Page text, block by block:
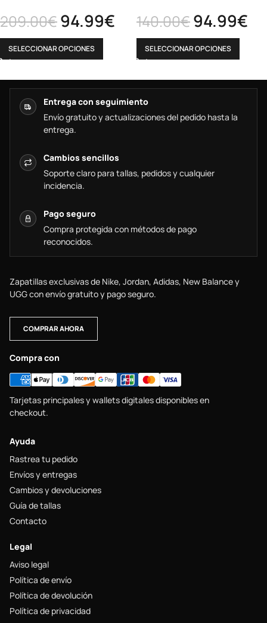
209.00€94.99€
SELECCIONAR OPCIONES
140.00€94.99€
SELECCIONAR OPCIONES
Entrega con seguimiento
Envío gratuito y actualizaciones del pedido hasta la
entrega.
Cambios sencillos
Soporte claro para tallas, pedidos y cualquier
incidencia.
Pago seguro
Compra protegida con métodos de pago
reconocidos.
Zapatillas exclusivas de Nike, Jordan, Adidas, New Balance y
UGG con envío gratuito y pago seguro.
COMPRAR AHORA
Compra con
Tarjetas principales y wallets digitales disponibles en
checkout.
Ayuda
Rastrea tu pedido
Envíos y entregas
Cambios y devoluciones
Guía de tallas
Contacto
Legal
Aviso legal
Política de envío
Política de devolución
Política de privacidad